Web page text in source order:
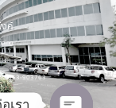
ค์
903763
เรา